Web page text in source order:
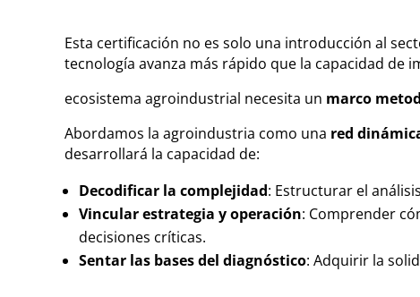
Esta certificación no es solo una introducción al
tecnología avanza más rápido que la capacidad de
ecosistema agroindustrial necesita un marco
Abordamos la agroindustria como una red
desarrollará la capacidad de:
Decodificar la complejidad: Estructurar el
Vincular estrategia y operación: Comprender
decisiones críticas.
Sentar las bases del diagnóstico: Adquirir la